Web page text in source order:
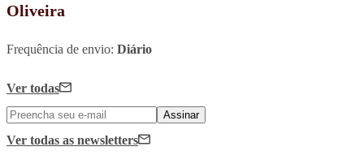
Oliveira
Frequência de envio: Diário
Ver todas
Assinar
Ver todas as newsletters